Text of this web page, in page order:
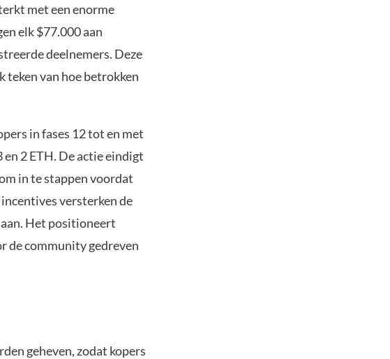
met een enorme
elk $77.000 aan
deelnemers. Deze
teken van hoe betrokken
in fases 12 tot en met
2 ETH. De actie eindigt
in te stappen voordat
versterken de
Het positioneert
de community gedreven
geheven, zodat kopers